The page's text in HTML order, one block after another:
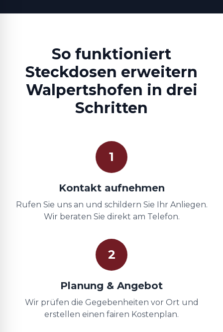
So funktioniert
Steckdosen erweitern
Walpertshofen in drei
Schritten
1
Kontakt aufnehmen
Rufen Sie uns an und schildern Sie Ihr Anliegen.
Wir beraten Sie direkt am Telefon.
2
Planung & Angebot
Wir prüfen die Gegebenheiten vor Ort und
erstellen einen fairen Kostenplan.